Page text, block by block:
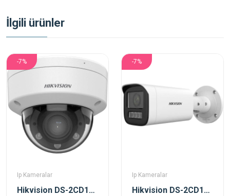
İlgili ürünler
-7%
Ip Kameralar
Hikvision DS-2CD1723G2-LIZSU 2 Mp 2.8-12 Mm Motorize Dual Light Dome Ip Kamera
-7%
Ip Kameralar
Hikvision DS-2CD1623G2-LIZSU 2 Mp 2.8-12 Mm Motorize Dual Light Bullet Ip Kamera